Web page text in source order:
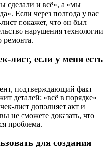
сделали и всё», а «мы
Если через полгода у вас
покажет, что он был
нарушения технологии
ремонта.
лист, если у меня есть
подтверждающий факт
деталей: «всё в порядке»
лист дополняет акт и
не сможете доказать, что
проблема.
для создания